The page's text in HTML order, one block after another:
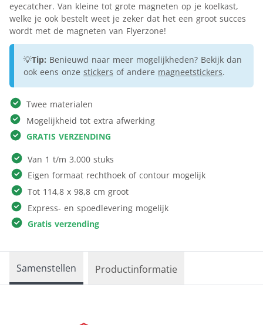
eyecatcher. Van kleine tot grote magneten op je koelkast,
welke je ook bestelt weet je zeker dat het een groot succes
wordt met de magneten van Flyerzone!
💡Tip: Benieuwd naar meer mogelijkheden? Bekijk dan
ook eens onze stickers of andere magneetstickers.
Twee materialen
Mogelijkheid tot extra afwerking
GRATIS VERZENDING
Van 1 t/m 3.000 stuks
Eigen formaat rechthoek of contour mogelijk
Tot 114,8 x 98,8 cm groot
Express- en spoedlevering mogelijk
Gratis verzending
Samenstellen Productinformatie